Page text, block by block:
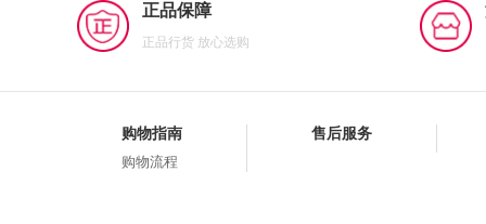
正品保障
正品行货 放心选购
购物指南
购物流程
售后服务